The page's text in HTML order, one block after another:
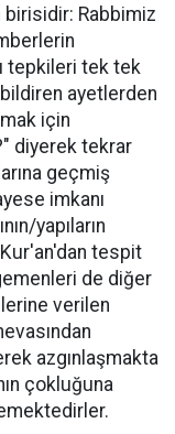
birisidir: Rabbimiz
tepkileri tek tek
ayetlerden
için
diyerek tekrar
geçmiş
imkanı
yapıların
tespit
de diğer
verilen
azgınlaşmakta
çokluğuna